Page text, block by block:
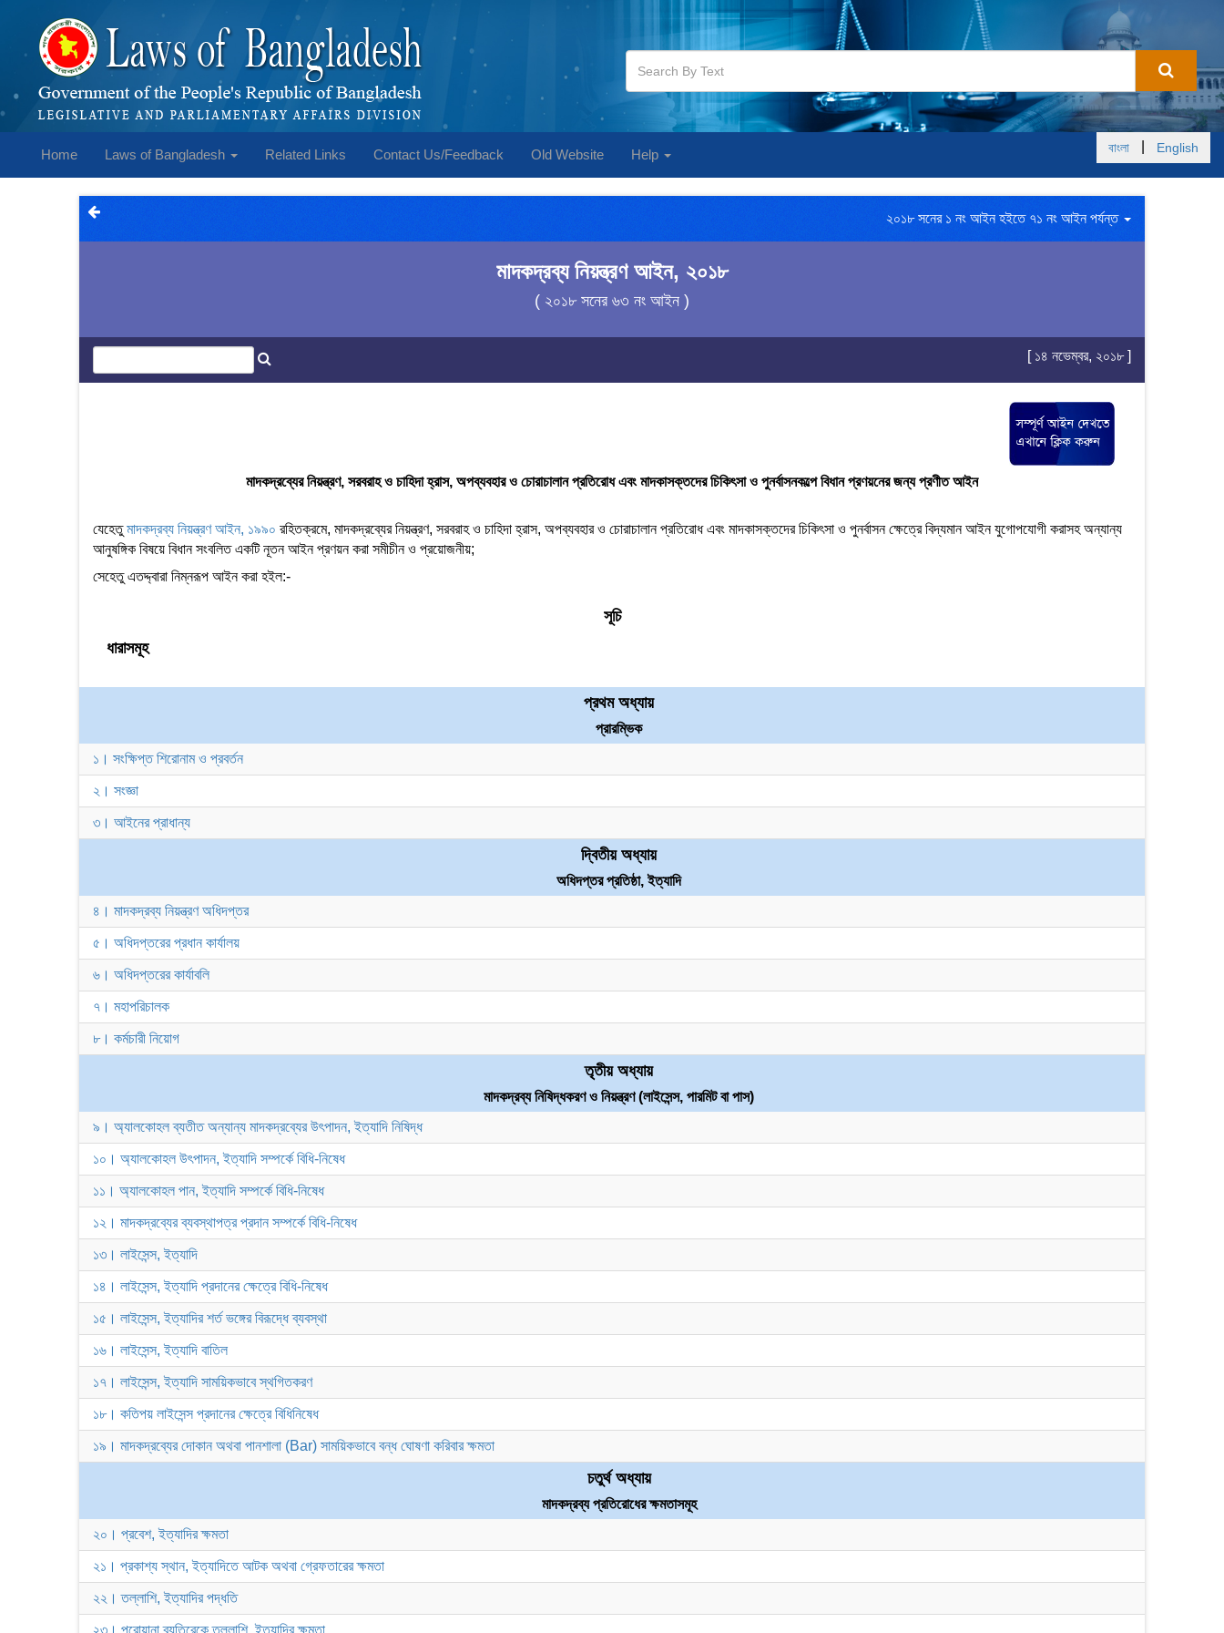
Home Laws of Bangladesh Related Links Contact Us/Feedback Old Website Help বাংলা English
২০১৮ সনের ১ নং আইন হইতে ৭১ নং আইন পর্যন্ত
মাদকদ্রব্য নিয়ন্ত্রণ আইন, ২০১৮
( ২০১৮ সনের ৬৩ নং আইন )
[ ১৪ নভেম্বর, ২০১৮ ]
মাদকদ্রব্যের নিয়ন্ত্রণ, সরবরাহ ও চাহিদা হ্রাস, অপব্যবহার ও চোরাচালান প্রতিরোধ এবং মাদকাসক্তদের চিকিৎসা ও পুনর্বাসনকল্পে বিধান প্রণয়নের জন্য প্রণীত আইন
যেহেতুমাদকদ্রব্য নিয়ন্ত্রণ আইন, ১৯৯০ রহিতক্রমে, মাদকদ্রব্যের নিয়ন্ত্রণ, সরবরাহ ও চাহিদা হ্রাস, অপব্যবহার ও চোরাচালান প্রতিরোধ এবং মাদকাসক্তদের চিকিৎসা ও পুনর্বাসন ক্ষেত্রে বিদ্যমান আইন যুগোপযোগী করাসহ অন্যান্য
আনুষঙ্গিক বিষয়ে বিধান সংবলিত একটি নূতন আইন প্রণয়ন করা সমীচীন ও প্রয়োজনীয়;
সেহেতু এতদ্দ্বারা নিম্নরূপ আইন করা হইল:-
সূচি
ধারাসমূহ
প্রথম অধ্যায়
প্রারম্ভিক
১। সংক্ষিপ্ত শিরোনাম ও প্রবর্তন
২। সংজ্ঞা
৩। আইনের প্রাধান্য
দ্বিতীয় অধ্যায়
অধিদপ্তর প্রতিষ্ঠা, ইত্যাদি
৪। মাদকদ্রব্য নিয়ন্ত্রণ অধিদপ্তর
৫। অধিদপ্তরের প্রধান কার্যালয়
৬। অধিদপ্তরের কার্যাবলি
৭। মহাপরিচালক
৮। কর্মচারী নিয়োগ
তৃতীয় অধ্যায়
মাদকদ্রব্য নিষিদ্ধকরণ ও নিয়ন্ত্রণ (লাইসেন্স, পারমিট বা পাস)
৯। অ্যালকোহল ব্যতীত অন্যান্য মাদকদ্রব্যের উৎপাদন, ইত্যাদি নিষিদ্ধ
১০। অ্যালকোহল উৎপাদন, ইত্যাদি সম্পর্কে বিধি-নিষেধ
১১। অ্যালকোহল পান, ইত্যাদি সম্পর্কে বিধি-নিষেধ
১২। মাদকদ্রব্যের ব্যবস্থাপত্র প্রদান সম্পর্কে বিধি-নিষেধ
১৩। লাইসেন্স, ইত্যাদি
১৪। লাইসেন্স, ইত্যাদি প্রদানের ক্ষেত্রে বিধি-নিষেধ
১৫। লাইসেন্স, ইত্যাদির শর্ত ভঙ্গের বিরূদ্ধে ব্যবস্থা
১৬। লাইসেন্স, ইত্যাদি বাতিল
১৭। লাইসেন্স, ইত্যাদি সাময়িকভাবে স্থগিতকরণ
১৮। কতিপয় লাইসেন্স প্রদানের ক্ষেত্রে বিধিনিষেধ
১৯। মাদকদ্রব্যের দোকান অথবা পানশালা (Bar) সাময়িকভাবে বন্ধ ঘোষণা করিবার ক্ষমতা
চতুর্থ অধ্যায়
মাদকদ্রব্য প্রতিরোধের ক্ষমতাসমূহ
২০। প্রবেশ, ইত্যাদির ক্ষমতা
২১। প্রকাশ্য স্থান, ইত্যাদিতে আটক অথবা গ্রেফতারের ক্ষমতা
২২। তল্লাশি, ইত্যাদির পদ্ধতি
২৩। পরোয়ানা ব্যতিরেকে তল্লাশি, ইত্যাদির ক্ষমতা